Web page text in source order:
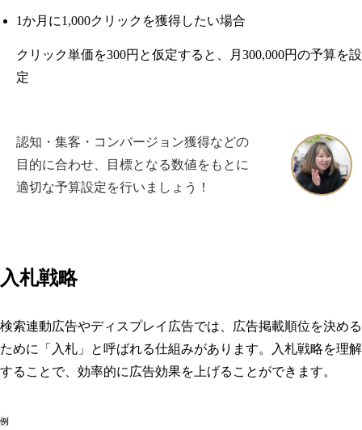
1か月に1,000クリックを獲得したい場合
クリック単価を300円と仮定すると、月300,000円の予算を設
定
認知・集客・コンバージョン獲得などの
目的に合わせ、目標となる数値をもとに
適切な予算設定を行いましょう！
入札戦略
検索連動広告やディスプレイ広告では、広告掲載順位を決める
ために「入札」と呼ばれる仕組みがあります。入札戦略を理解
することで、効率的に広告効果を上げることができます。
例